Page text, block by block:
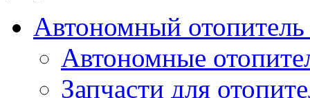
Автономный отопитель
Автономные
Запчасти для